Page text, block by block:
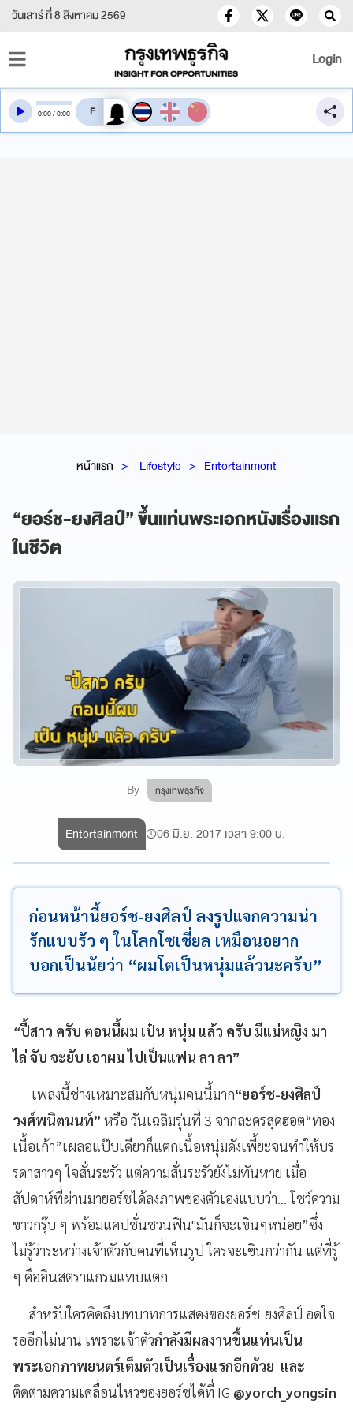
วันเสาร์ ที่ 8 สิงหาคม 2569
Login
หน้าแรก Lifestyle Entertainment
“ยอร์ช-ยงศิลป์” ขึ้นแท่นพระเอกหนังเรื่องแรก
ในชีวิต
By กรุงเทพธุรกิจ
0:00/0:00 สลับเสียงอ่าน
Entertainment 06 มิ.ย. 2017 เวลา 9:00 น.
ก่อนหน้านี้ยอร์ช-ยงศิลป์ ลงรูปแจกความน่า
รักแบบรัว ๆ ในโลกโซเชี่ยล เหมือนอยาก
บอกเป็นนัยว่า “ผมโตเป็นหนุ่มแล้วนะครับ”
“ปี้สาว ครับ ตอนนี้ผม เป๋น หนุ่ม แล้ว ครับ มีแม่หญิง มา
ไล่ จับ จะยับ เอาผม ไปเป็นแฟน ลา ลา”
เพลงนี้ช่างเหมาะสมกับหนุ่มคนนี้มาก“ยอร์ช-ยงศิลป์
วงศ์พนิตนนท์” หรือ วันเฉลิมรุ่นที่ 3 จากละครสุดฮอต“ทอง
เนื้อเก้า”เผลอแป๊บเดียวก็แตกเนื้อหนุ่มดังเพี้ยะจนทำให้บร
รดาสาวๆ ใจสั่นระรัว แต่ความสั่นระรัวยังไม่ทันหาย เมื่อ
สัปดาห์ที่ผ่านมายอร์ชได้ลงภาพของตัวเองแบบว่า... โชว์ความ
ขาวกรุ๊บ ๆ พร้อมแคปชั่นชวนฟิน"มันก็จะเขินๆหน่อย”ซึ่ง
ไม่รู้ว่าระหว่างเจ้าตัวกับคนที่เห็นรูป ใครจะเขินกว่ากัน แต่ที่รู้
ๆ คืออินสตราแกรมแทบแตก
สำหรับใครคิดถึงบทบาทการแสดงของยอร์ช-ยงศิลป์ อดใจ
รออีกไม่นาน เพราะเจ้าตัวกำลังมีผลงานขึ้นแท่นเป็น
พระเอกภาพยนตร์เต็มตัวเป็นเรื่องแรกอีกด้วย และ
ติดตามความเคลื่อนไหวของยอร์ชได้ที่ IG @yorch_yongsin